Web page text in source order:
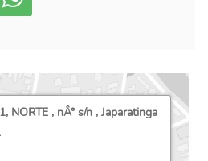
NORTE , nÂ° s/n , Japaratinga